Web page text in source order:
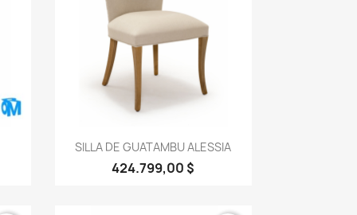
Vista rápida
SILLA DE GUATAMBU ALESSIA
424.799,00 $